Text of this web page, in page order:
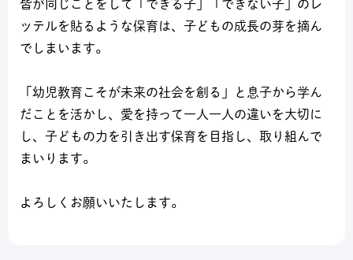
皆が同じことをして「できる子」「できない子」のレ
ッテルを貼るような保育は、子どもの成長の芽を摘ん
でしまいます。
「幼児教育こそが未来の社会を創る」と息子から学ん
だことを活かし、愛を持って一人一人の違いを大切に
し、子どもの力を引き出す保育を目指し、取り組んで
まいります。
よろしくお願いいたします。